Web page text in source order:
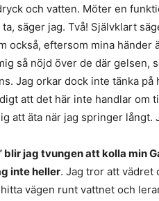
och vatten. Möter en
säger jag. Två! Självklart
också, eftersom mina händer
så nöjd över de där gelsen,
Jag orkar dock inte tänka på
att det här inte handlar om
att äta när jag springer långt.
blir jag tvungen att kolla min
inte heller. Jag tror att vädret
vägen runt vattnet och